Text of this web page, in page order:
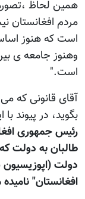
همین لحاظ
مردم افغانستان
است که هنوز
وهنوز جامعه ی
است."
آقای قانونی که
بگوید، در پیوند
رئیس جمهوری
طالبان به دولت
دولت
افغانستان"